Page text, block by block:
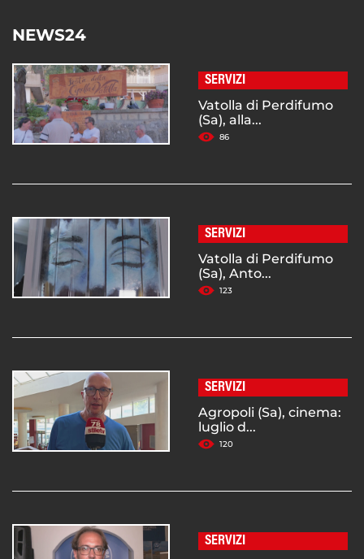
NEWS24
SERVIZI
Vatolla di Perdifumo
(Sa), alla...
86
SERVIZI
Vatolla di Perdifumo
(Sa), Anto...
123
SERVIZI
Agropoli (Sa), cinema:
luglio d...
120
SERVIZI